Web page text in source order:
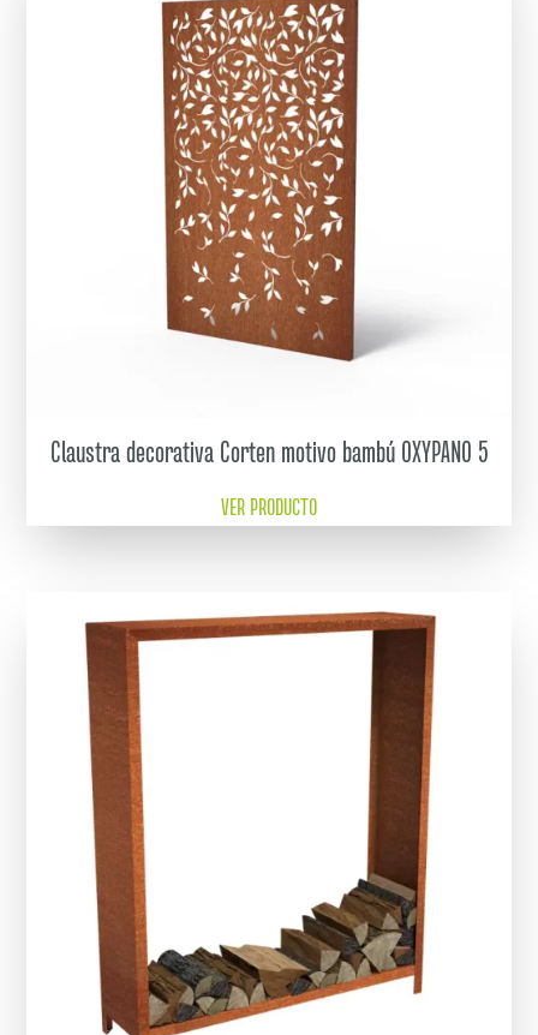
Claustra decorativa Corten motivo bambú OXYPANO 5
VER PRODUCTO